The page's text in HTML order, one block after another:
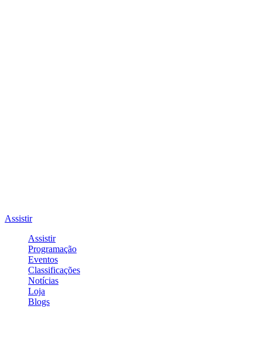
Assistir
Assistir
Programação
Eventos
Classificações
Notícias
Loja
Blogs